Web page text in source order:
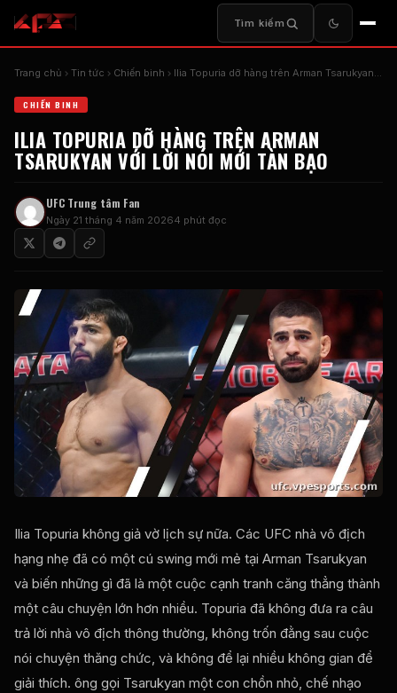
Tìm kiếm
Trang chủ Tin tức Chiến binh Ilia Topuria dỡ hàng trên Arman Tsarukyan...
CHIẾN BINH
ILIA TOPURIA DỠ HÀNG TRÊN ARMAN
TSARUKYAN VỚI LỜI NÓI MỚI TÀN BẠO
UFCTrung tâm Fan
Ngày 21 tháng 4 năm 20264 phút đọc
Ilia Topuria không giả vờ lịch sự nữa. Các UFC nhà vô địch
hạng nhẹ đã có một cú swing mới mẻ tại Arman Tsarukyan
và biến những gì đã là một cuộc cạnh tranh căng thẳng thành
một câu chuyện lớn hơn nhiều. Topuria đã không đưa ra câu
trả lời nhà vô địch thông thường, không trốn đằng sau cuộc
nói chuyện thăng chức, và không để lại nhiều không gian để
giải thích. ông gọi Tsarukyan một con chồn nhỏ, chế nhạo